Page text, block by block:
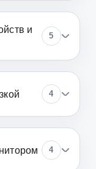
и
5
4
4